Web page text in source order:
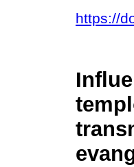
https://